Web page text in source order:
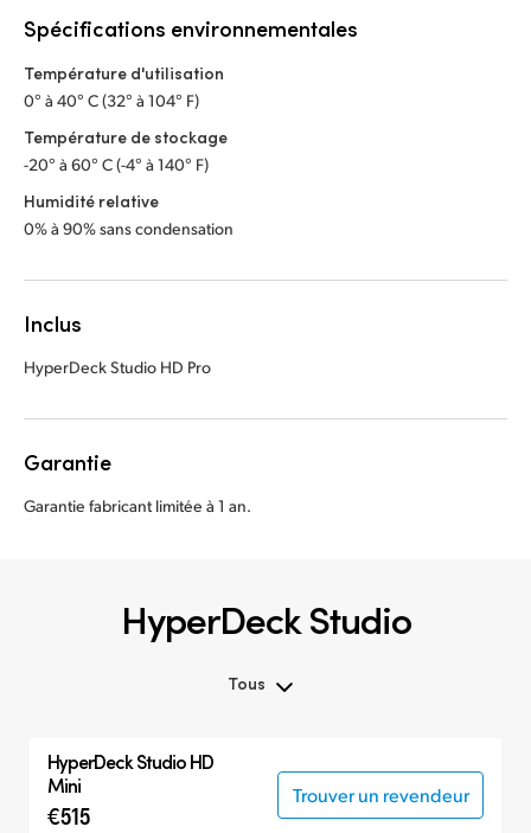
Spécifications environnementales
Température d'utilisation
0° à 40° C (32° à 104° F)
Température de stockage
-20° à 60° C (-4° à 140° F)
Humidité relative
0% à 90% sans condensation
Inclus
HyperDeck Studio HD Pro
Garantie
Garantie fabricant limitée à 1 an.
HyperDeck Studio
Tous
Hyperdeck Studio
HyperDeck Studio HD
Mini
€515
Trouver un revendeur